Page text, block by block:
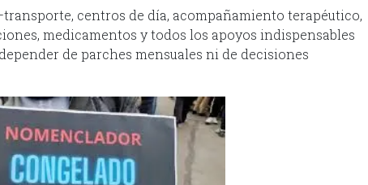
centros de día, acompañamiento terapéutico,
medicamentos y todos los apoyos indispensables
de parches mensuales ni de decisiones